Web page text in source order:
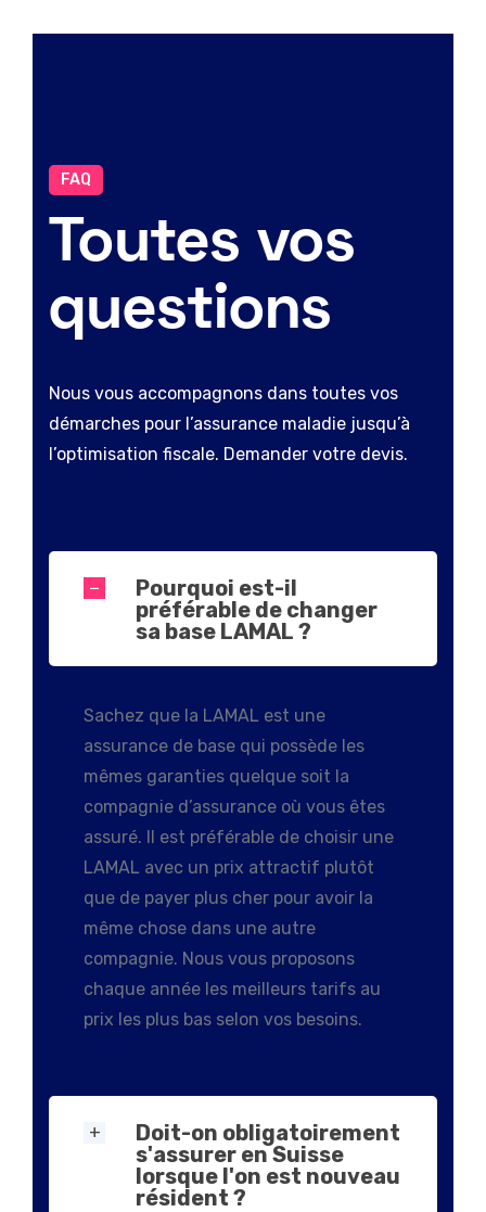
FAQ
Toutes vos
questions
Nous vous accompagnons dans toutes vos
démarches pour l’assurance maladie jusqu’à
l’optimisation fiscale. Demander votre devis.
Pourquoi est-il
préférable de changer
sa base LAMAL ?
Sachez que la LAMAL est une
assurance de base qui possède les
mêmes garanties quelque soit la
compagnie d’assurance où vous êtes
assuré. Il est préférable de choisir une
LAMAL avec un prix attractif plutôt
que de payer plus cher pour avoir la
même chose dans une autre
compagnie. Nous vous proposons
chaque année les meilleurs tarifs au
prix les plus bas selon vos besoins.
Doit-on obligatoirement
s'assurer en Suisse
lorsque l'on est nouveau
résident ?